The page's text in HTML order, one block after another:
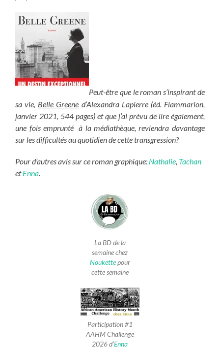
Peut-être que le roman s’inspirant de
sa vie, Belle Greene d’Alexandra Lapierre (éd. Flammarion,
janvier 2021, 544 pages) et que j’ai prévu de lire également,
une fois emprunté à la médiathèque, reviendra davantage
sur les difficultés au quotidien de cette transgression?
Pour d’autres avis sur ce roman graphique: Nathalie Tachan
etEnna
La BD de la
semaine chez
Noukettepour
cette semaine
Participation #1
AAHM Challenge
2026 d’Enna